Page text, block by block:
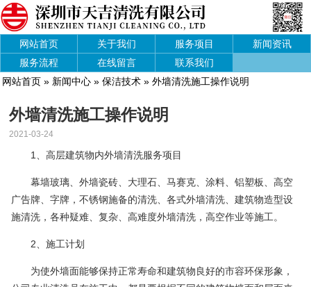
网站首页 关于我们 服务项目
新闻资讯
服务流程
在线留言
联系我们
网站首页 » 新闻中心 » 保洁技术 » 外墙清洗施工操作说明
外墙清洗施工操作说明
2021-03-24
1、高层建筑物内外墙清洗服务项目
幕墙玻璃、外墙瓷砖、大理石、马赛克、涂料、铝塑板、高空
广告牌、字牌，不锈钢施备的清洗、各式外墙清洗、建筑物造型设
施清洗，各种疑难、复杂、高难度外墙清洗，高空作业等施工。
2、施工计划
为使外墙面能够保持正常寿命和建筑物良好的市容环保形象，